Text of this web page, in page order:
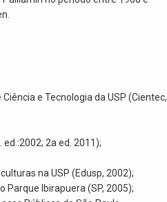
e Tecnologia da USP (Cientec,
2a ed. 2011);
na USP (Edusp, 2002);
Parque Ibirapuera (SP, 2005);